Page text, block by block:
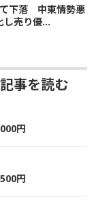
て下落 中東情勢悪
し売り優...
事を読む
円
円